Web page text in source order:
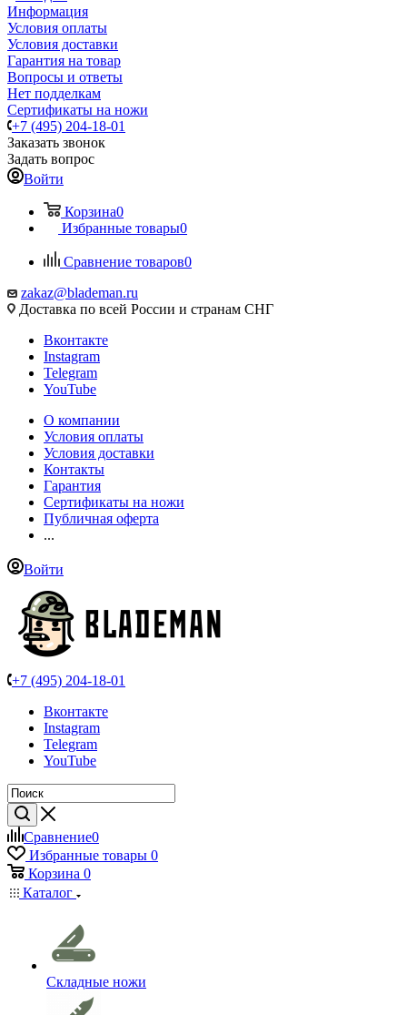
Информация
Условия оплаты
Условия доставки
Гарантия на товар
Вопросы и ответы
Нет подделкам
Сертификаты на ножи
+7 (495) 204-18-01
Заказать звонок
Задать вопрос
Войти
Корзина0
Избранные товары0
Сравнение товаров0
zakaz@blademan.ru
Доставка по всей России и странам СНГ
Вконтакте
Instagram
Telegram
YouTube
О компании
Условия оплаты
Условия доставки
Контакты
Гарантия
Сертификаты на ножи
Публичная оферта
...
Войти
+7 (495) 204-18-01
Вконтакте
Instagram
Telegram
YouTube
Сравнение0
Избранные товары 0
Корзина 0
Каталог
Складные ножи